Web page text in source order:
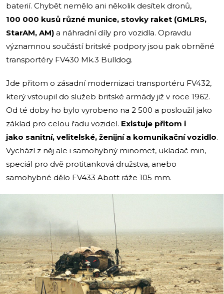
baterií. Chybět nemělo ani několik desítek dronů,
100 000 kusů různé munice, stovky raket (GMLRS,
StarAM, AM) a náhradní díly pro vozidla. Opravdu
významnou součástí britské podpory jsou pak obrněné
transportéry FV430 Mk.3 Bulldog.
Jde přitom o zásadní modernizaci transportéru FV432,
který vstoupil do služeb britské armády již v roce 1962.
Od té doby ho bylo vyrobeno na 2 500 a posloužil jako
základ pro celou řadu vozidel. Existuje přitom i
jako sanitní, velitelské, ženijní a komunikační vozidlo.
Vychází z něj ale i samohybný minomet, ukladač min,
speciál pro dvě protitanková družstva, anebo
samohybné dělo FV433 Abott ráže 105 mm.